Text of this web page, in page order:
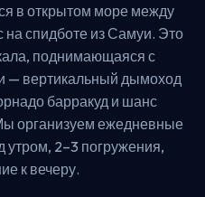
в открытом море между
спидботе из Самуи. Это
поднимающаяся с
— вертикальный дымоход
барракуд и шанс
организуем ежедневные
утром, 2–3 погружения,
к вечеру.